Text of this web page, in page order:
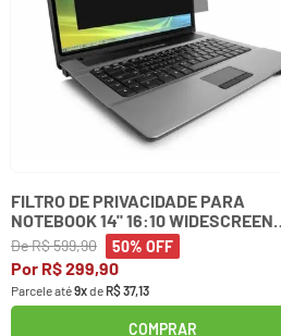
FILTRO DE PRIVACIDADE PARA
NOTEBOOK 14" 16:10 WIDESCREEN
KENSINGTON
DeR$599,90 50% OFF
Por R$299,90
Parcele até9xdeR$37,13
COMPRAR